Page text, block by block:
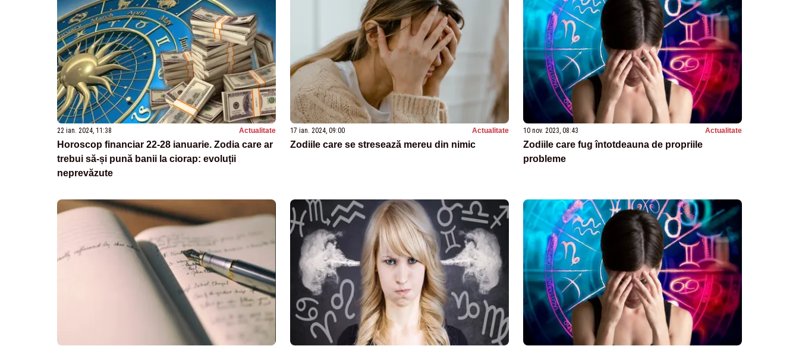
22 ian. 2024, 11:38 Actualitate
Horoscop financiar 22-28 ianuarie. Zodia care ar
trebui să-și pună banii la ciorap: evoluții
neprevăzute
17 ian. 2024, 09:00 Actualitate
Zodiile care se stresează mereu din nimic
10 nov. 2023, 08:43 Actualitate
Zodiile care fug întotdeauna de propriile
probleme